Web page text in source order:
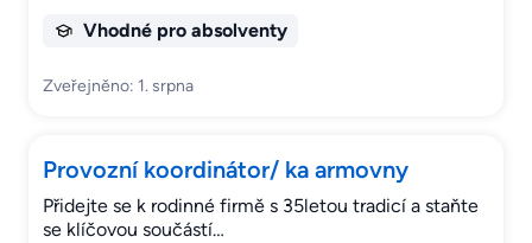
Vhodné pro absolventy
Zveřejněno: 1. srpna
Provozní koordinátor/ ka armovny
Přidejte se k rodinné firmě s 35letou tradicí a staňte
se klíčovou součástí…